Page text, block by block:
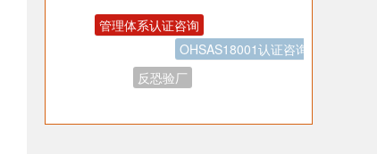
OHSAS18001认证咨询
反恐验厂